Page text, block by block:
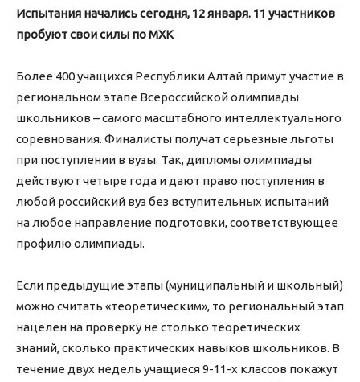
Испытания начались сегодня, 12 января. 11 участников
пробуют свои силы по МХК
Более 400 учащихся Республики Алтай примут участие в
региональном этапе Всероссийской олимпиады
школьников – самого масштабного интеллектуального
соревнования. Финалисты получат серьезные льготы
при поступлении в вузы. Так, дипломы олимпиады
действуют четыре года и дают право поступления в
любой российский вуз без вступительных испытаний
на любое направление подготовки, соответствующее
профилю олимпиады.
Если предыдущие этапы (муниципальный и школьный)
можно считать «теоретическим», то региональный этап
нацелен на проверку не столько теоретических
знаний, сколько практических навыков школьников. В
течение двух недель учащиеся 9-11-х классов покажут